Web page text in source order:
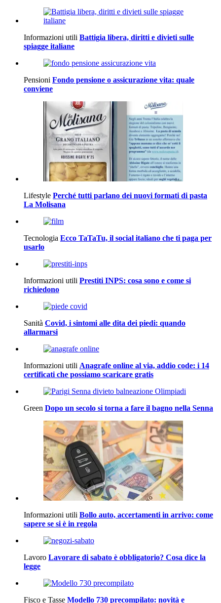
Informazioni utili Battigia libera, diritti e divieti sulle
spiagge italiane
Pensioni Fondo pensione o assicurazione vita: quale
conviene
Lifestyle Perché tutti parlano dei nuovi formati di pasta
La Molisana
Tecnologia Ecco TaTaTu, il social italiano che ti paga per
usarlo
Informazioni utili Prestiti INPS: cosa sono e come si
richiedono
Sanità Covid, i sintomi alle dita dei piedi: quando
allarmarsi
Informazioni utili Anagrafe online al via, addio code: i 14
certificati che possiamo scaricare gratis
Green Dopo un secolo si torna a fare il bagno nella Senna
Informazioni utili Bollo auto, accertamenti in arrivo: come
sapere se si è in regola
Lavoro Lavorare di sabato è obbligatorio? Cosa dice la
legge
Fisco e Tasse Modello 730 precompilato: novità e